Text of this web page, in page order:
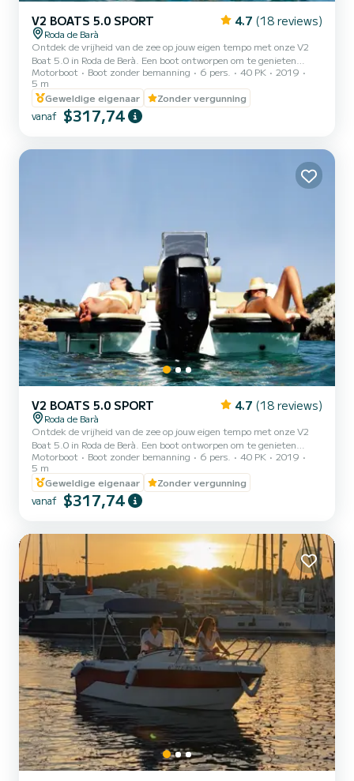
V2 BOATS 5.0 SPORT 4.7 (18 reviews)
Roda de Barà
Ontdek de vrijheid van de zee op jouw eigen tempo met onze V2
Boat 5.0 in Roda de Berà. Een boot ontworpen om te genieten
zonder haast: anker in baaien, ontspan in de zon of deel een
aperitief met uitzicht op de Middellandse Zee. Jij bepaalt het plan
Motorboot Boot zonder bemanning 6 pers. 40 PK
2019
5 m
Geweldige eigenaar
Zonder vergunning
vanaf $317,74
V2 BOATS 5.0 SPORT 4.7 (18 reviews)
Roda de Barà
Ontdek de vrijheid van de zee op jouw eigen tempo met onze V2
Boat 5.0 in Roda de Berà.️ Een boot ontworpen om te genieten
zonder haast: anker in baaien, ontspan in de zon of deel een hapje
met uitzicht op de Middellandse Zee. Jij bepaalt het plan.️
Motorboot Boot zonder bemanning 6 pers. 40 PK
2019
5 m
Geweldige eigenaar
Zonder vergunning
vanaf $317,74